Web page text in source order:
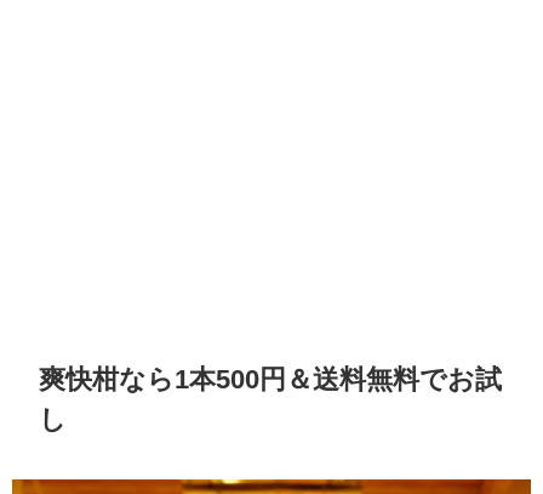
爽快柑なら1本500円＆送料無料でお試
し